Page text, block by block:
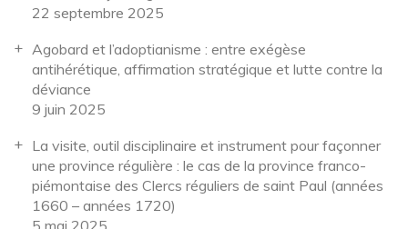
22 septembre 2025
Agobard et l’adoptianisme : entre exégèse
antihérétique, affirmation stratégique et lutte contre la
déviance
9 juin 2025
La visite, outil disciplinaire et instrument pour façonner
une province régulière : le cas de la province franco-
piémontaise des Clercs réguliers de saint Paul (années
1660 – années 1720)
5 mai 2025